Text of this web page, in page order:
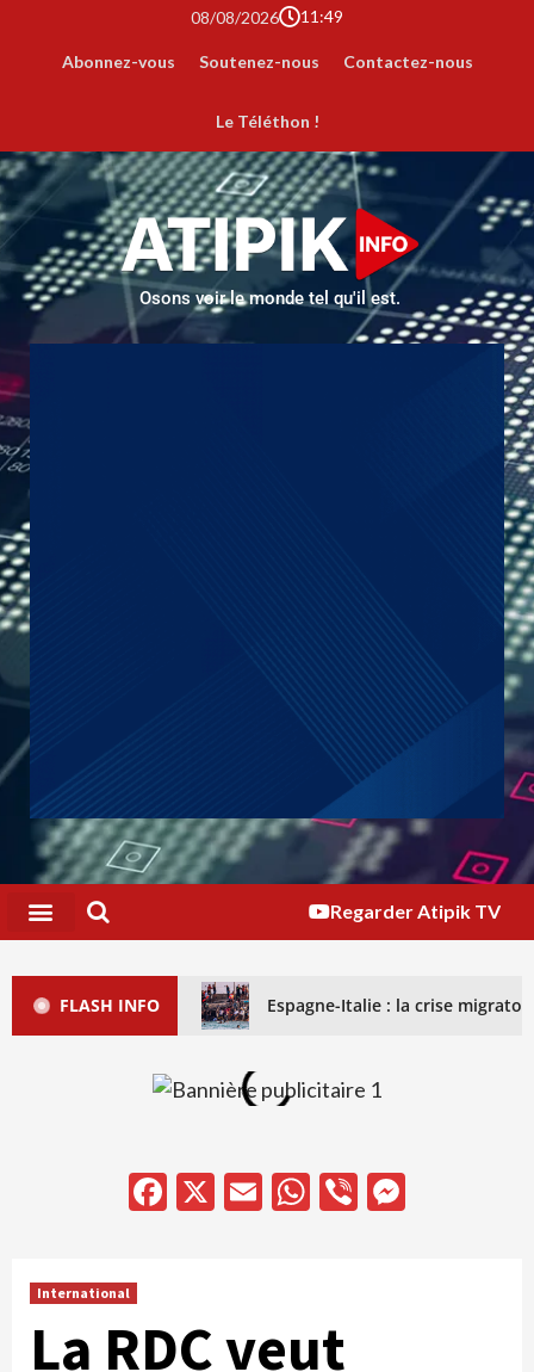
08/08/2026 11:49
Abonnez-vous Soutenez-nous Contactez-nous
Le Téléthon !
Osons voir le monde tel qu'il est.
Regarder Atipik TV
FLASH INFO Espagne-Italie : la crise
Facebook
X EmailWhatsApp
Viber
International
La RDC veut